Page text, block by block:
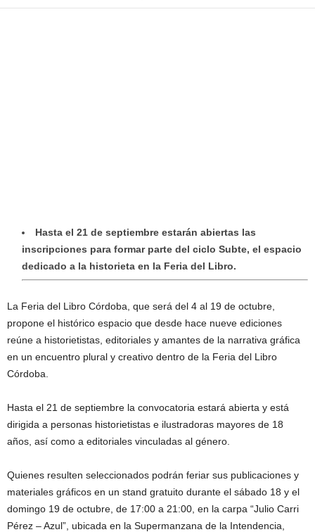
Hasta el 21 de septiembre estarán abiertas las
inscripciones para formar parte del ciclo Subte, el espacio
dedicado a la historieta en la Feria del Libro.
La Feria del Libro Córdoba, que será del 4 al 19 de octubre,
propone el histórico espacio que desde hace nueve ediciones
reúne a historietistas, editoriales y amantes de la narrativa gráfica
en un encuentro plural y creativo dentro de la Feria del Libro
Córdoba.
Hasta el 21 de septiembre la convocatoria estará abierta y está
dirigida a personas historietistas e ilustradoras mayores de 18
años, así como a editoriales vinculadas al género.
Quienes resulten seleccionados podrán feriar sus publicaciones y
materiales gráficos en un stand gratuito durante el sábado 18 y el
domingo 19 de octubre, de 17:00 a 21:00, en la carpa “Julio Carri
Pérez – Azul”, ubicada en la Supermanzana de la Intendencia,